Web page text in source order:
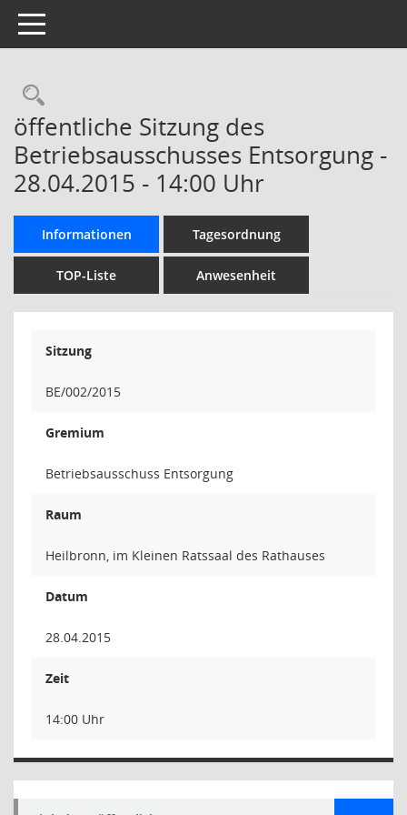
Toggle navigation
Rechercheauswahl
öffentliche Sitzung des
Betriebsausschusses Entsorgung -
28.04.2015 - 14:00 Uhr
Informationen Tagesordnung
TOP-Liste Anwesenheit
Sitzung
BE/002/2015
Gremium
Betriebsausschuss Entsorgung
Raum
Heilbronn, im Kleinen Ratssaal des Rathauses
Datum
28.04.2015
Zeit
14:00 Uhr